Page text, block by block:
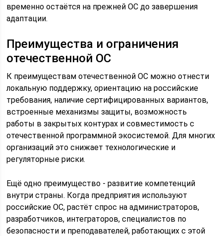
временно остаётся на прежней ОС до завершения
адаптации.
Преимущества и ограничения
отечественной ОС
К преимуществам отечественной ОС можно отнести
локальную поддержку, ориентацию на российские
требования, наличие сертифицированных вариантов,
встроенные механизмы защиты, возможность
работы в закрытых контурах и совместимость с
отечественной программной экосистемой. Для многих
организаций это снижает технологические и
регуляторные риски.
Ещё одно преимущество - развитие компетенций
внутри страны. Когда предприятия используют
российские ОС, растёт спрос на администраторов,
разработчиков, интеграторов, специалистов по
безопасности и преподавателей, работающих с этой